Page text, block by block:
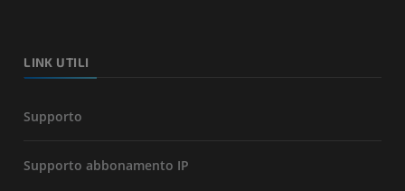
LINK UTILI
Supporto
Supporto abbonamento IP